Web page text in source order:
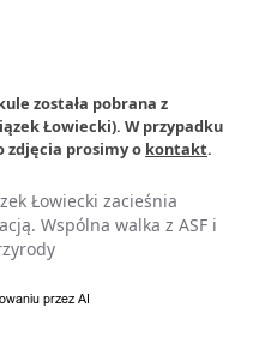
została pobrana z
Łowiecki). W przypadku
zdjęcia prosimy o kontakt.
Łowiecki zacieśnia
Wspólna walka z ASF i